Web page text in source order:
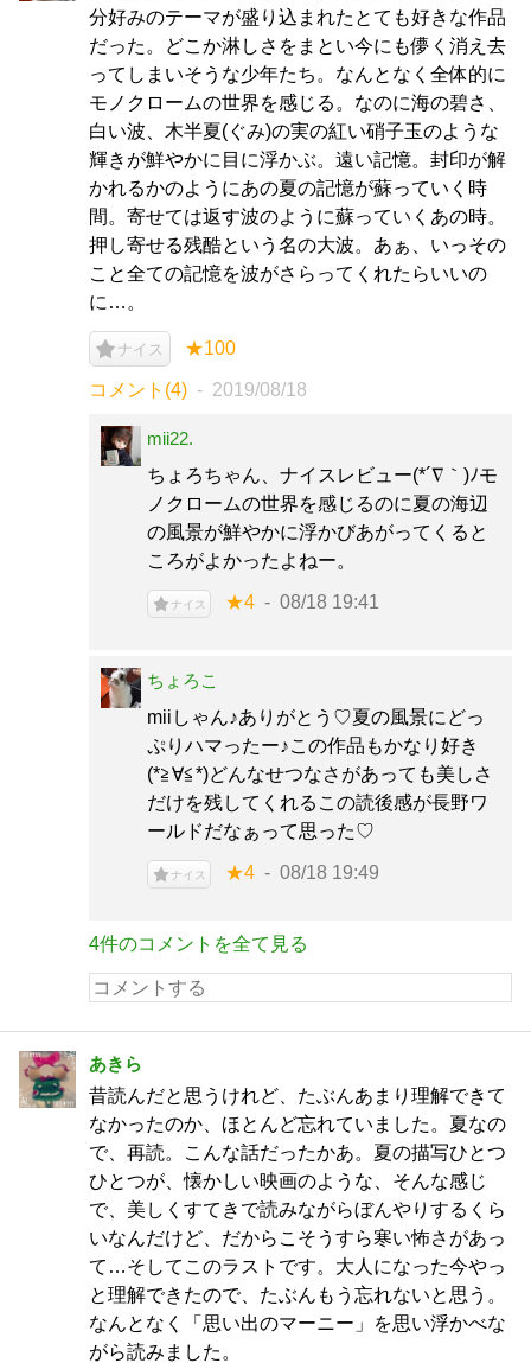
分好みのテーマが盛り込まれたとても好きな作品
だった。どこか淋しさをまとい今にも儚く消え去
ってしまいそうな少年たち。なんとなく全体的に
モノクロームの世界を感じる。なのに海の碧さ、
白い波、木半夏(ぐみ)の実の紅い硝子玉のような
輝きが鮮やかに目に浮かぶ。遠い記憶。封印が解
かれるかのようにあの夏の記憶が蘇っていく時
間。寄せては返す波のように蘇っていくあの時。
押し寄せる残酷という名の大波。あぁ、いっその
こと全ての記憶を波がさらってくれたらいいの
に…。
ナイス ★100
コメント(4) 2019/08/18
mii22.
ちょろちゃん、ナイスレビュー(*´∇｀)ﾉモ
ノクロームの世界を感じるのに夏の海辺
の風景が鮮やかに浮かびあがってくると
ころがよかったよねー。
ナイス ★4 08/18 19:41
ちょろこ
miiしゃん♪ありがとう♡夏の風景にどっ
ぷりハマったー♪この作品もかなり好き
(*≧∀≦*)どんなせつなさがあっても美しさ
だけを残してくれるこの読後感が長野ワ
ールドだなぁって思った♡
ナイス ★4 08/18 19:49
4件のコメントを全て見る
あきら
昔読んだと思うけれど、たぶんあまり理解できて
なかったのか、ほとんど忘れていました。夏なの
で、再読。こんな話だったかあ。夏の描写ひとつ
ひとつが、懐かしい映画のような、そんな感じ
で、美しくすてきで読みながらぼんやりするくら
いなんだけど、だからこそうすら寒い怖さがあっ
て…そしてこのラストです。大人になった今やっ
と理解できたので、たぶんもう忘れないと思う。
なんとなく「思い出のマーニー」を思い浮かべな
がら読みました。